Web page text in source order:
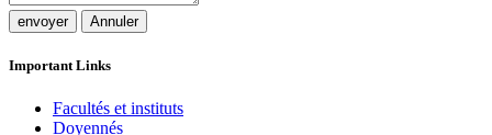
Important Links
Facultés et instituts
Doyennés